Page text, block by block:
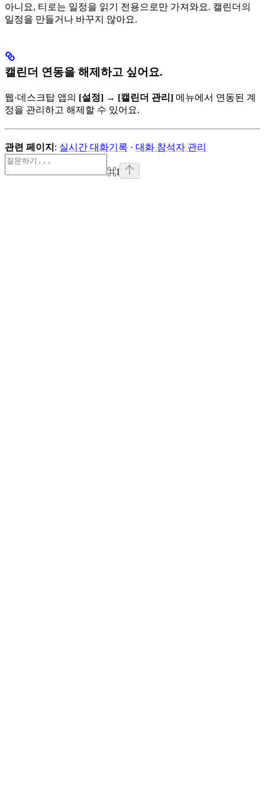
아니요, 티로는 일정을 읽기 전용으로만 가져와요. 캘린더의
일정을 만들거나 바꾸지 않아요.
캘린더 연동을 해제하고 싶어요.
웹·데스크탑 앱의 [설정] → [캘린더 관리] 메뉴에서 연동된 계
정을 관리하고 해제할 수 있어요.
관련 페이지 : 실시간 대화기록 · 대화 참석자 관리
⌘I